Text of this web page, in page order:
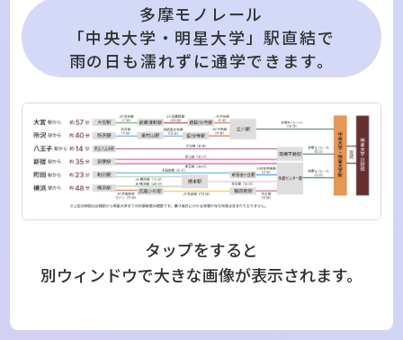
多摩モノレール
「中央大学・明星大学」駅直結で
雨の日も濡れずに通学できます。
タップをすると
別ウィンドウで大きな画像が表示されます。